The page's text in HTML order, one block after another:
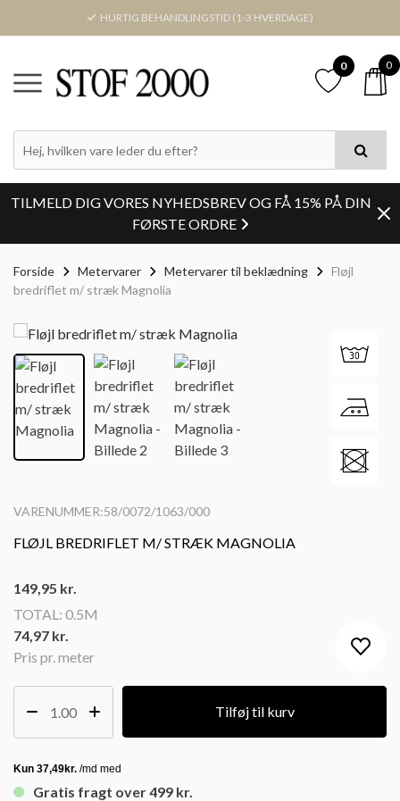
HURTIG BEHANDLINGSTID (1-3 HVERDAGE)
0 0
TILMELD DIG VORES NYHEDSBREV OG FÅ 15% PÅ DIN
FØRSTE ORDRE
Forside Metervarer Metervarer til beklædning
Fløjl
bredriflet m/ stræk Magnolia
VARENUMMER:58/0072/1063/000
FLØJL BREDRIFLET M/ STRÆK MAGNOLIA
Pris pr. meter
149,95 kr.
TOTAL: 0.5M
74,97 kr.
Tilføj til kurv
Gratis fragt over 499 kr.